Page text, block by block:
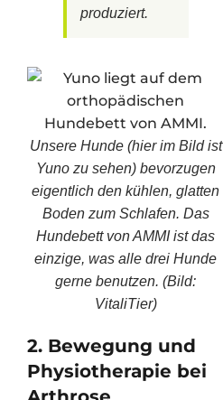
produziert.
Unsere Hunde (hier im Bild ist
Yuno zu sehen) bevorzugen
eigentlich den kühlen, glatten
Boden zum Schlafen. Das
Hundebett von AMMI ist das
einzige, was alle drei Hunde
gerne benutzen. (Bild:
VitaliTier)
2. Bewegung und
Physiotherapie bei